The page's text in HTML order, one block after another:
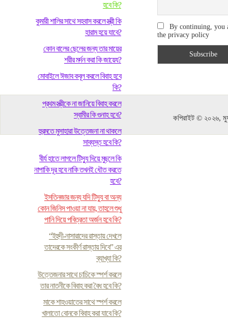
হবে কি?
কুমারী শালির সাথে সহবাস করলে স্ত্রী কি
হারাম হয়ে যাবে?
কোন বালের ছেলের জন্য তার মায়ের
শরীর মর্দন করা কি জায়েয?
মোবাইলে ঈজাব কবূল করলে বিবাহ হবে
কি?
প্রথম স্ত্রীকে না জানিয়ে বিবাহ করলে
স্বামীর কি গুনাহ হবে?
হুরমতে মুসাহারা উত্তেজনা না থাকলে
সাব্যস্ত হবে কি?
বীর্য হাতে লাগলে টিস্যু দিয়ে মুছলে কি
নাপাকি দূর হবে নাকি তখনই ধৌত করতে
হবে?
ইসতিনজার জন্য যদি টিস্যু বা অন্য
কোন জিনিস পাওয়া না যায়, তাহলে শুধু
পানি দিয়ে পবিত্রতা অর্জন হবে কি?
“ইহুদী-নাসারাদের রাস্তায় দেখলে
তাদেরকে সংকীর্ণ রাস্তায় দিবে” এর
ব্যাখ্যা কি?
উত্তেজনার সাথে চাচিকে স্পর্শ করলে
তার নাতনীকে বিবাহ করা বৈধ হবে কি?
মাকে শাহওয়াতের সাথে স্পর্শ করলে
খালাতো বোনকে বিবাহ করা যাবে কি?
By continuing, you
the privacy policy
কপিরাইট © ২০২৬,